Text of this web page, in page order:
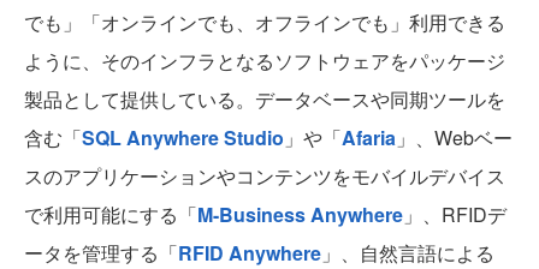
でも」「オンラインでも、オフラインでも」利用できる
ように、そのインフラとなるソフトウェアをパッケージ
製品として提供している。データベースや同期ツールを
含む「SQL Anywhere Studio 」や「Afaria 」、Webベー
スのアプリケーションやコンテンツをモバイルデバイス
で利用可能にする「M-Business Anywhere 」、RFIDデ
ータを管理する「RFID Anywhere 」、自然言語による